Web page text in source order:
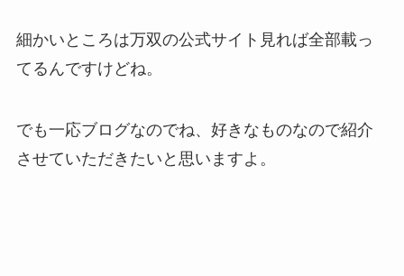
細かいところは万双の公式サイト見れば全部載っ
てるんですけどね。
でも一応ブログなのでね、好きなものなので紹介
させていただきたいと思いますよ。